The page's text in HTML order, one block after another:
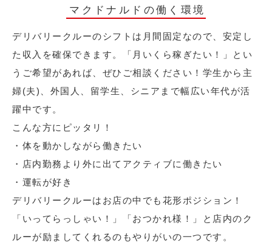
マクドナルドの働く環境
デリバリークルーのシフトは月間固定なので、安定し
た収入を確保できます。「月いくら稼ぎたい！」とい
うご希望があれば、ぜひご相談ください！学生から主
婦(夫)、外国人、留学生、シニアまで幅広い年代が活
躍中です。
こんな方にピッタリ！
・体を動かしながら働きたい
・店内勤務より外に出てアクティブに働きたい
・運転が好き
デリバリークルーはお店の中でも花形ポジション！
「いってらっしゃい！」「おつかれ様！」と店内のク
ルーが励ましてくれるのもやりがいの一つです。